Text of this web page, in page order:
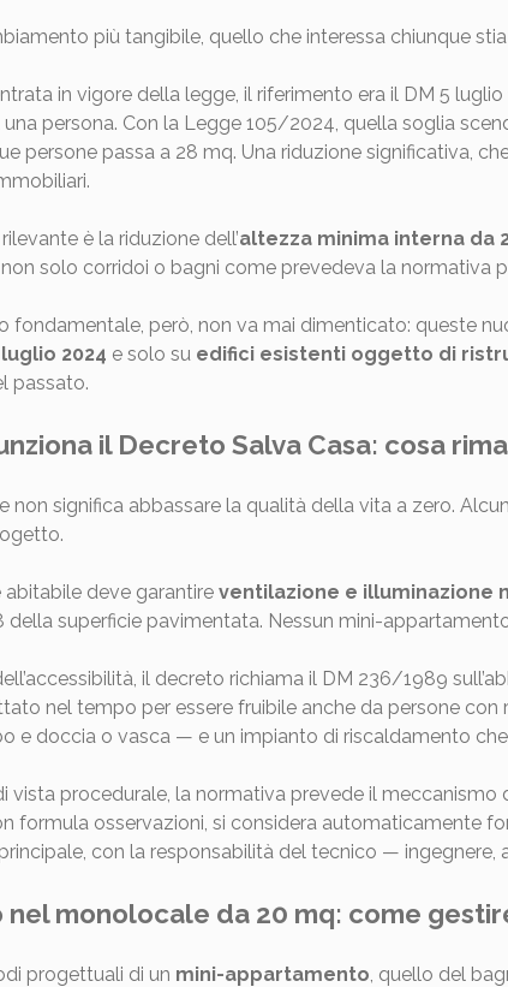
più tangibile, quello che interessa chiunque
in vigore della legge, il riferimento era il DM 5
persona. Con la Legge 105/2024, quella soglia
persone passa a 28 mq. Una riduzione significativa,
è la riduzione dell’altezza minima interna da
solo corridoi o bagni come prevedeva la normativa
fondamentale, però, non va mai dimenticato: queste
2024 e solo su edifici esistenti oggetto di
passato.
il Decreto Salva Casa: cosa
non significa abbassare la qualità della vita a zero.
abitabile deve garantire ventilazione e illuminazione
superficie pavimentata. Nessun mini-
il decreto richiama il DM 236/1989
nel tempo per essere fruibile anche da persone
e doccia o vasca — e un impianto di riscaldamento
vista procedurale, la normativa prevede il meccanismo
formula osservazioni, si considera automaticamente
con la responsabilità del tecnico —
nel monolocale da 20 mq: come
progettuali di un mini-appartamento , quello del